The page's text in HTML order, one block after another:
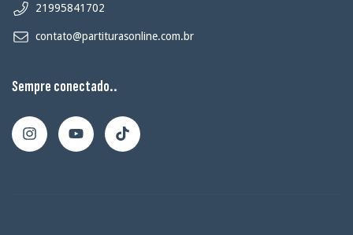
21995841702
contato@partiturasonline.com.br
Sempre conectado..